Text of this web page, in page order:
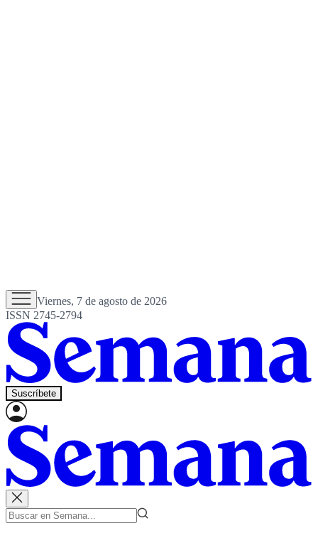
Viernes, 7 de agosto de 2026
ISSN 2745-2794
Suscríbete